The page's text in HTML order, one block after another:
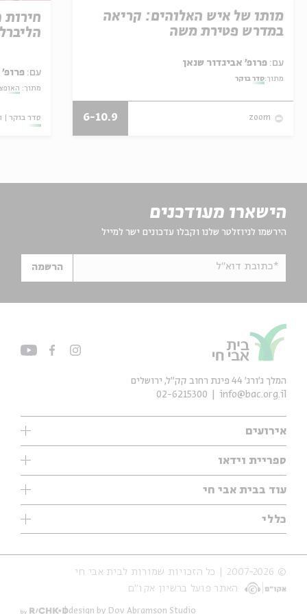
מותו של איש האלוהים: קריאה
במדרש פטירת משה
עם:
מתוך:סדר בוקר
zoom
6-10.9
עם: פרופ'
מתוך:
סדר בוקר
הישארו מעודכנים
הירשמו לניוזלטר שלנו וקבלו עדכונים ישר למייל
*כתובת דוא"ל הרשמה
אירועים
עיון
אנגלית
נוער
סדרות
אירועי עבר
אירועים בירושלים
ספריית וידאו
ילדים
מוזיקה
עיון
מיוחדים
עוד בבית אבי חי
תערוכות
מיוחדים
כללי
אודות
הצהרת נגישות
תנאי שימוש והצהרת פרטיות
המלך ג'ורג' 44 פינת רחוב קק״ל, ירושלים
info@bac.org.il
02-6215300
© 2007-2026 | כל הזכויות שמורות לבית אבי חי
האתר פועל ברשיון אקו״ם
design by Dov Abramson Studio